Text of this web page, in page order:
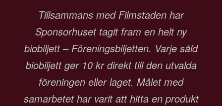
Tillsammans med Filmstaden har
Sponsorhuset tagit fram en helt ny
biobiljett – Föreningsbiljetten. Varje såld
biobiljett ger 10 kr direkt till den utvalda
föreningen eller laget. Målet med
samarbetet har varit att hitta en produkt